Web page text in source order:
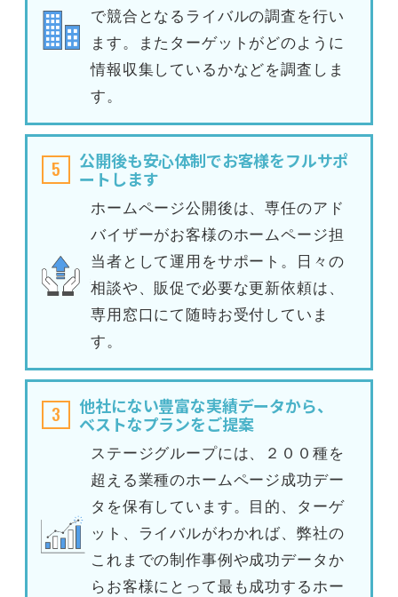
で競合となるライバルの調査を行い
ます。またターゲットがどのように
情報収集しているかなどを調査しま
す。
5
公開後も安心体制でお客様をフルサポ
ートします
ホームページ公開後は、専任のアド
バイザーがお客様のホームページ担
当者として運用をサポート。日々の
相談や、販促で必要な更新依頼は、
専用窓口にて随時お受付していま
す。
3
他社にない豊富な実績データから、
ベストなプランをご提案
ステージグループには、２００種を
超える業種のホームページ成功デー
タを保有しています。目的、ターゲ
ット、ライバルがわかれば、弊社の
これまでの制作事例や成功データか
らお客様にとって最も成功するホー